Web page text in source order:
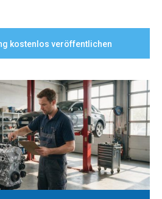
kostenlos veröffentlichen